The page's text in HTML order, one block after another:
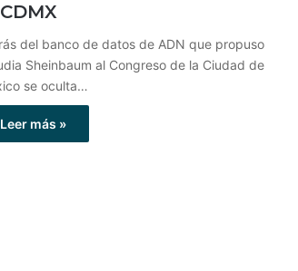
del banco de datos de ADN que propuso
Sheinbaum al Congreso de la Ciudad de
se oculta…
Leer más »